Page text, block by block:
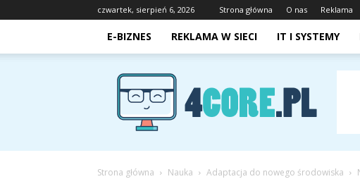
czwartek, sierpień 6, 2026 Strona główna O nas Reklama
E-BIZNES REKLAMA W SIECI IT I SYSTEMY
4core.pl
Strona główna Nauka Adaptacja do nowego środowiska